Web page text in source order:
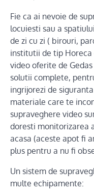
Fie ca ai nevoie de
locuiesti sau a
de zi cu zi ( birouri,
institutii de tip
video oferite de
solutii complete,
ingrijorezi de
materiale care te
supraveghere video
doresti monitorizarea
acasa (aceste apot fi
plus pentru a nu fi
Un sistem de
multe echipamente: